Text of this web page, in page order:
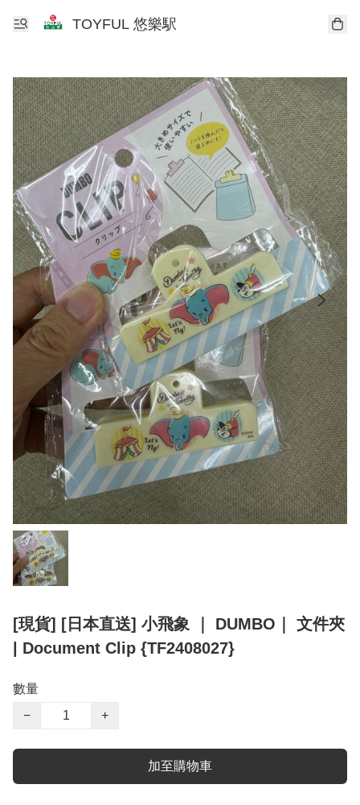
TOYFUL 悠樂駅
[現貨] [日本直送] 小飛象 ｜ DUMBO｜ 文件夾
| Document Clip {TF2408027}
數量
−
+
加至購物車